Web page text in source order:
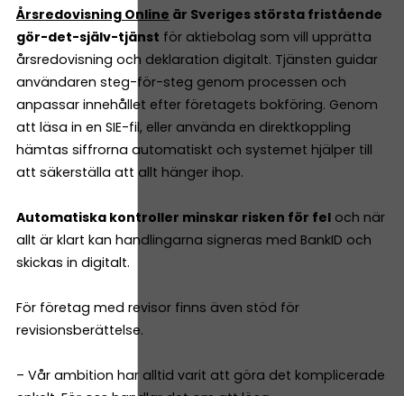
Årsredovisning Online är Sveriges största fristående
gör-det-själv-tjänst för aktiebolag som vill upprätta
årsredovisning och deklaration digitalt. Tjänsten guidar
användaren steg-för-steg genom processen och
anpassar innehållet efter företagets bokföring. Genom
att läsa in en SIE-fil, eller använda en direktkoppling
hämtas siffrorna automatiskt och systemet hjälper till
att säkerställa att allt hänger ihop.
Automatiska kontroller minskar risken för fel och när
allt är klart kan handlingarna signeras med BankID och
skickas in digitalt.
För företag med revisor finns även stöd för
revisionsberättelse.
– Vår ambition har alltid varit att göra det komplicerade